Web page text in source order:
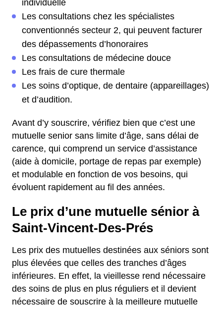
individuelle
Les consultations chez les spécialistes
conventionnés secteur 2, qui peuvent facturer
des dépassements d’honoraires
Les consultations de médecine douce
Les frais de cure thermale
Les soins d’optique, de dentaire (appareillages)
et d’audition.
Avant d’y souscrire, vérifiez bien que c’est une
mutuelle senior sans limite d’âge, sans délai de
carence, qui comprend un service d’assistance
(aide à domicile, portage de repas par exemple)
et modulable en fonction de vos besoins, qui
évoluent rapidement au fil des années.
Le prix d’une mutuelle sénior à
Saint-Vincent-Des-Prés
Les prix des mutuelles destinées aux séniors sont
plus élevées que celles des tranches d’âges
inférieures. En effet, la vieillesse rend nécessaire
des soins de plus en plus réguliers et il devient
nécessaire de souscrire à la meilleure mutuelle